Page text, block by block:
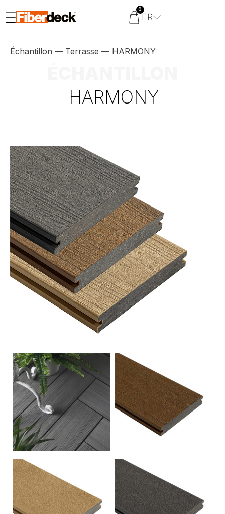
0
FR
Échantillon — Terrasse — HARMONY
HARMONY